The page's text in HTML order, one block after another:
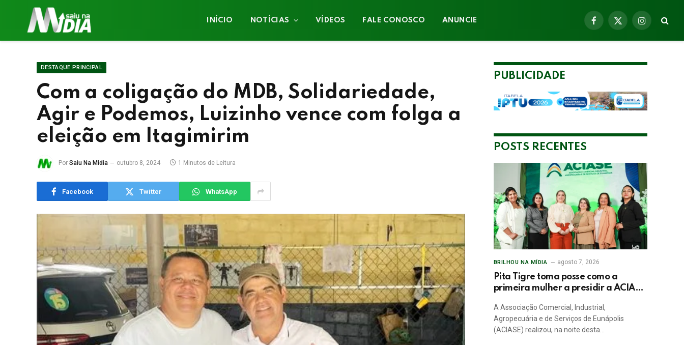
INÍCIO NOTÍCIAS VÍDEOS FALE CONOSCO ANUNCIE
Facebook
X
Instagram
DESTAQUE PRINCIPAL
Com a coligação do MDB, Solidariedade,
Agir e Podemos, Luizinho vence com folga a
eleição em Itagimirim
Por Saiu Na Mídia outubro 8, 2024 1 Minutos de Leitura
Facebook Twitter WhatsApp
PUBLICIDADE
POSTS RECENTES
BRILHOU NA MÍDIA agosto 7, 2026
Pita Tigre toma posse como a
primeira mulher a presidir a ACIASE
Destaque Empresarial
A Associação Comercial, Industrial,
Agropecuária e de Serviços de Eunápolis
(ACIASE) realizou, na noite desta…